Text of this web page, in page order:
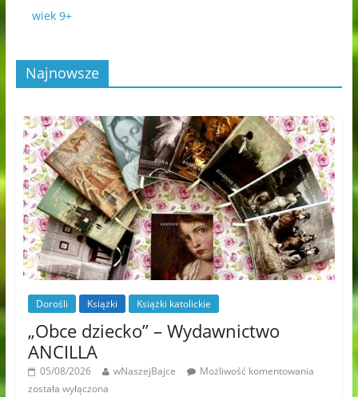
wiek 9+
Najnowsze
Dorośli Książki Książki katolickie
„Obce dziecko” – Wydawnictwo
ANCILLA
05/08/2026 wNaszejBajce
Możliwość komentowania
została wyłączona